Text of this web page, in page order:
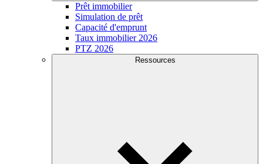
Prêt immobilier
Simulation de prêt
Capacité d'emprunt
Taux immobilier 2026
PTZ 2026
Ressources